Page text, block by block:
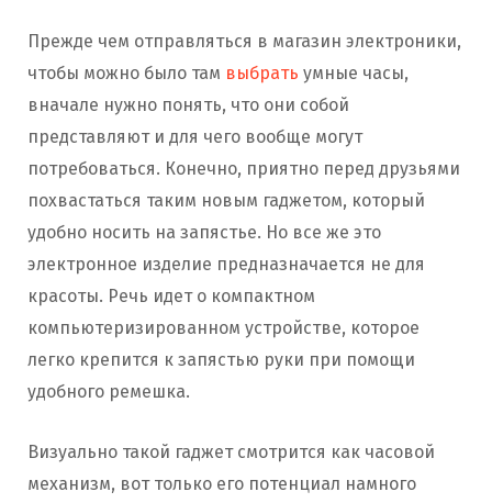
Прежде чем отправляться в магазин электроники,
чтобы можно было там выбрать умные часы,
вначале нужно понять, что они собой
представляют и для чего вообще могут
потребоваться. Конечно, приятно перед друзьями
похвастаться таким новым гаджетом, который
удобно носить на запястье. Но все же это
электронное изделие предназначается не для
красоты. Речь идет о компактном
компьютеризированном устройстве, которое
легко крепится к запястью руки при помощи
удобного ремешка.
Визуально такой гаджет смотрится как часовой
механизм, вот только его потенциал намного